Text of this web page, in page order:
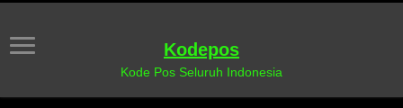
Kodepos
Kode Pos Seluruh Indonesia